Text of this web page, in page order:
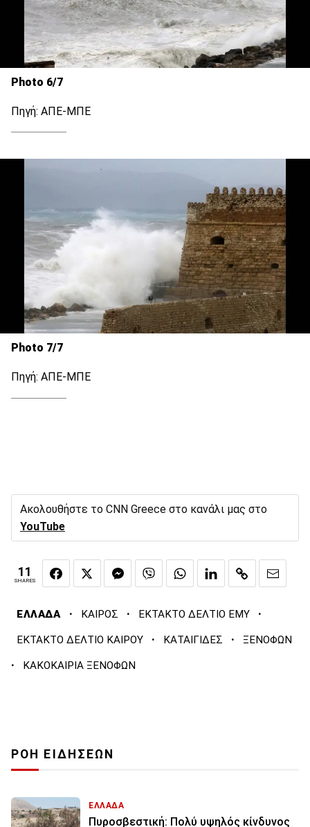
Photo 6/7
Πηγή: ΑΠΕ-ΜΠΕ
Photo 7/7
Πηγή: ΑΠΕ-ΜΠΕ
Ακολουθήστε το CNN Greece στο κανάλι μας στο
YouTube
11
SHARES
ΕΛΛΑΔΑ · ΚΑΙΡΟΣ · ΕΚΤΑΚΤΟ ΔΕΛΤΙΟ ΕΜΥ ·
ΕΚΤΑΚΤΟ ΔΕΛΤΙΟ ΚΑΙΡΟΥ · ΚΑΤΑΙΓΙΔΕΣ · ΞΕΝΟΦΩΝ
· ΚΑΚΟΚΑΙΡΙΑ ΞΕΝΟΦΩΝ
ΡΟΗ ΕΙΔΗΣΕΩΝ
ΕΛΛΑΔΑ
Πυροσβεστική: Πολύ υψηλός κίνδυνος